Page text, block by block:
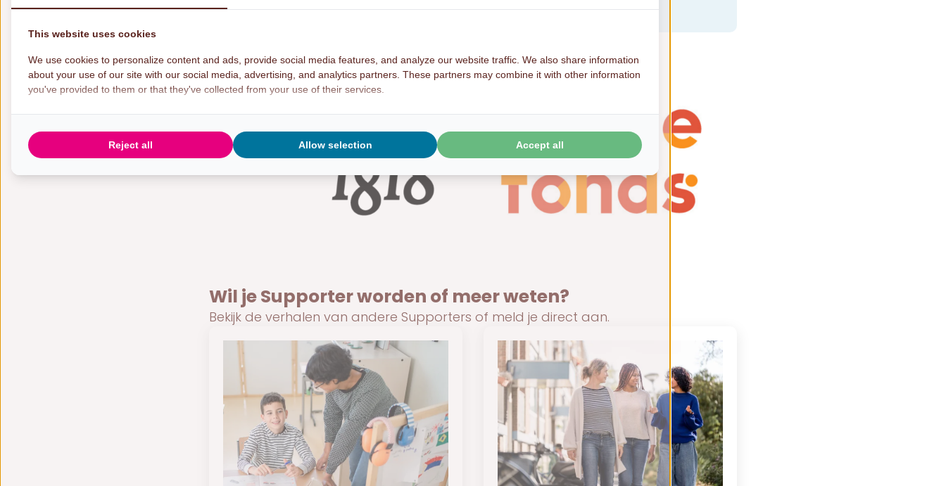
Wil je Supporter worden of meer weten?
Bekijk de verhalen van andere Supporters of meld je direct aan.
This website uses cookies
We use cookies to personalize content and ads, provide social media features, and analyze our website traffic. We also share information
about your use of our site with our social media, advertising, and analytics partners. These partners may combine it with other information
you've provided to them or that they've collected from your use of their services.
Reject all Allow selection Accept all